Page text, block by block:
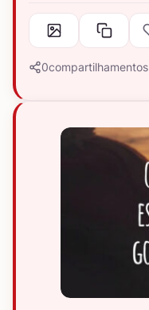
0compartilhamentos